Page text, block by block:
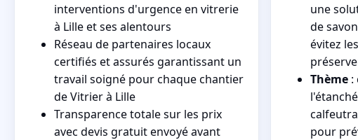
interventions d'urgence en vitrerie
à Lille et ses alentours
Réseau de partenaires locaux
certifiés et assurés garantissant un
travail soigné pour chaque chantier
de Vitrier à Lille
Transparence totale sur les prix
avec devis gratuit envoyé avant
une
de
évitez
Thème :
pour